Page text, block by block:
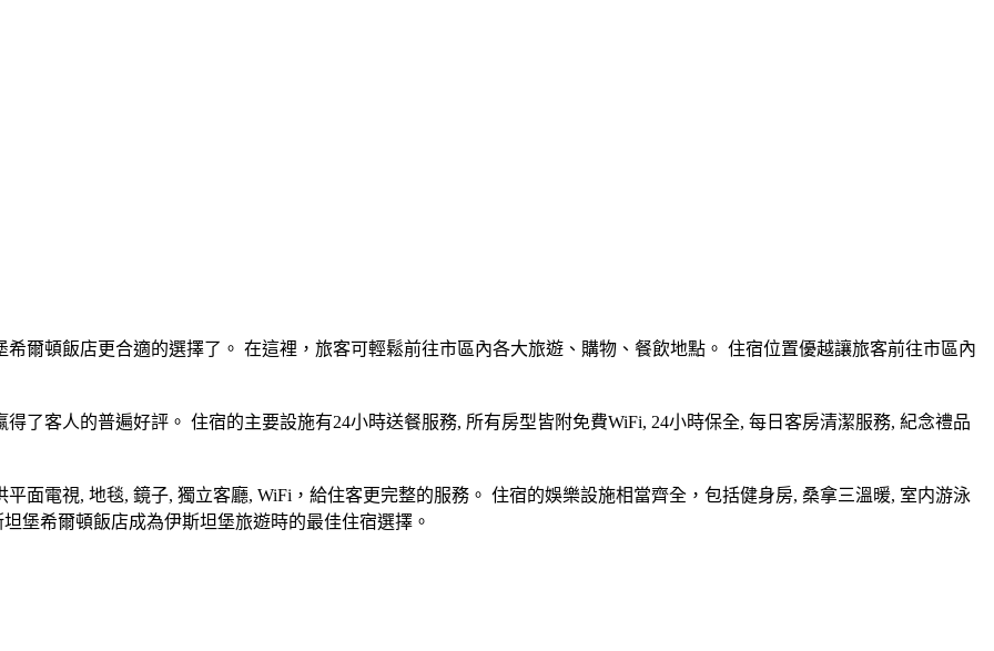
爾頓飯店更合適的選擇了。 在這裡，旅客可輕鬆前往市區內各大旅遊、購物、餐飲地點。 住宿位置優越讓旅客前往市區內
了客人的普遍好評。 住宿的主要設施有24小時送餐服務, 所有房型皆附免費WiFi, 24小時保全, 每日客房清潔服務, 紀念禮品
面電視, 地毯, 鏡子, 獨立客廳, WiFi，給住客更完整的服務。 住宿的娛樂設施相當齊全，包括健身房, 桑拿三溫暖, 室内游泳
堡希爾頓飯店成為伊斯坦堡旅遊時的最佳住宿選擇。